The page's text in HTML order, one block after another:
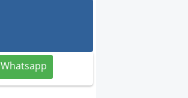
Whatsapp
Whatsapp